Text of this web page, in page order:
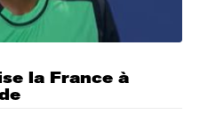
la France à